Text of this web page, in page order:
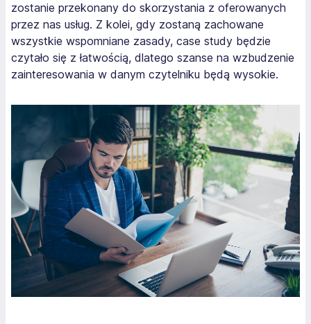
zostanie przekonany do skorzystania z oferowanych
przez nas usług. Z kolei, gdy zostaną zachowane
wszystkie wspomniane zasady, case study będzie
czytało się z łatwością, dlatego szanse na wzbudzenie
zainteresowania w danym czytelniku będą wysokie.